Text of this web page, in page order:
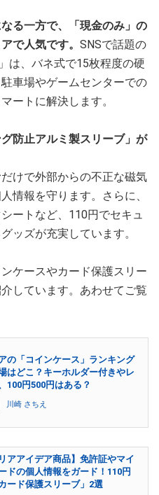
る一方で、「現金のみ」の
で人気です。 SNSで話題の
は、バネ式で15枚程度の硬
車場やゲームセンターでの
ートに解決します。
防止アルミ製スリーブ」が
けで外部からの不正な磁気
情報を守ります。さらに、
ートなど、110円でセキュ
ッズが充実しています。
ケースやカード保護スリー
しています。あわせてご覧
の「コインケース」ランキング
はどこ？キーホルダー付きやレ
100円500円はある？
川崎 さちえ
リアアイデア商品】免許証やマイ
ドの個人情報をガード！110円
ード保護スリーブ」2選